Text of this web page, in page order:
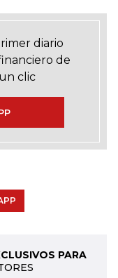
diario
de
clic
PARA